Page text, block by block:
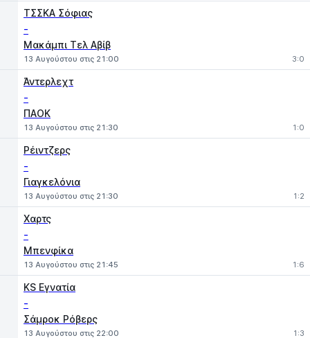
ΤΣΣΚΑ Σόφιας
-
Μακάμπι Τελ Αβίβ
13 Αυγούστου στις 21:00 3:0
Άντερλεχτ
-
ΠΑΟΚ
13 Αυγούστου στις 21:30 1:0
Ρέιντζερς
-
Γιαγκελόνια
13 Αυγούστου στις 21:30 1:2
Χαρτς
-
Μπενφίκα
13 Αυγούστου στις 21:45 1:6
KS Εγνατία
-
Σάμροκ Ρόβερς
13 Αυγούστου στις 22:00 1:3